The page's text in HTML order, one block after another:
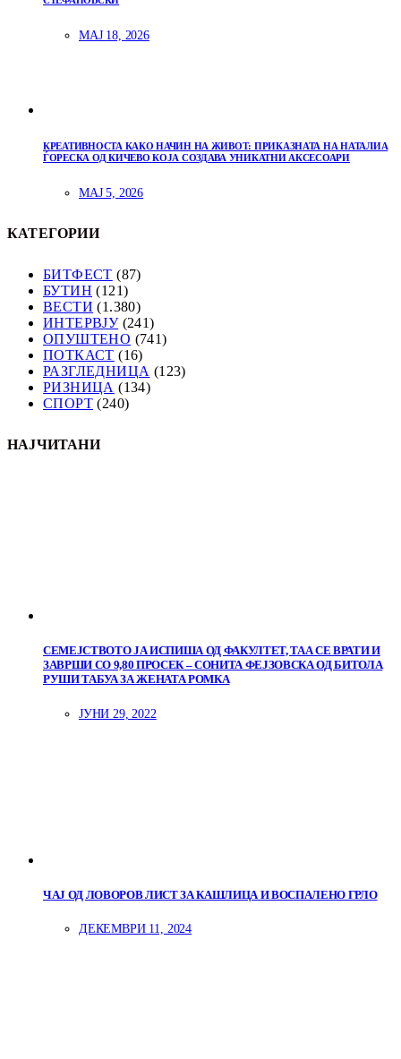
МАЈ 18, 2026
КРЕАТИВНОСТА КАКО НАЧИН НА ЖИВОТ: ПРИКАЗНАТА НА НАТАЛИА
ЃОРЕСКА ОД КИЧЕВО КОЈА СОЗДАВА УНИКАТНИ АКСЕСОАРИ
МАЈ 5, 2026
КАТЕГОРИИ
БИТФЕСТ (87)
БУТИН (121)
ВЕСТИ (1.380)
ИНТЕРВЈУ(241)
ОПУШТЕНО (741)
ПОТКАСТ (16)
РАЗГЛЕДНИЦА (123)
РИЗНИЦА (134)
СПОРТ (240)
НАЈЧИТАНИ
СЕМЕЈСТВОТО ЈА ИСПИША ОД ФАКУЛТЕТ, ТАА СЕ ВРАТИ И
ЗАВРШИ СО 9,80 ПРОСЕК – СОНИТА ФЕЈЗОВСКА ОД БИТОЛА
РУШИ ТАБУА ЗА ЖЕНАТА РОМКА
ЈУНИ 29, 2022
ЧАЈ ОД ЛОВОРОВ ЛИСТ ЗА КАШЛИЦА И ВОСПАЛЕНО ГРЛО
ДЕКЕМВРИ 11, 2024